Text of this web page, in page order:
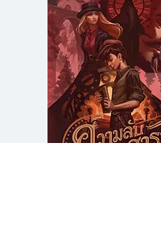
ชวนคิดกับตัวละครในหนั
ชื่นชอบ